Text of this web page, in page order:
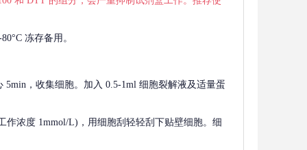
冻存备用。
5min，收集细胞。加入 0.5-1ml 细胞裂解液及适量蛋
作浓度 1mmol/L)，用细胞刮轻轻刮下贴壁细胞。细